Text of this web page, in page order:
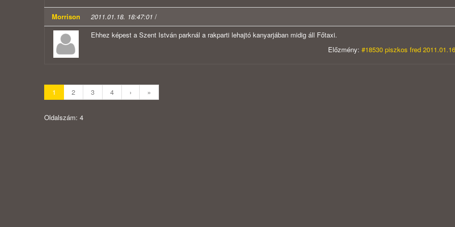
Morrison 2011.01.18. 18:47:01 /
Ehhez képest a Szent István parknál a rakparti lehajtó kanyarjában midig áll Főtaxi.
Előzmény: #18530 piszkos fred
1 2 3 4 › »
Oldalszám: 4